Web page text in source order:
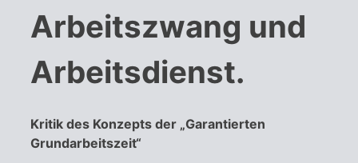
Arbeitszwang und
Arbeitsdienst.
Kritik des Konzepts der „Garantierten
Grundarbeitszeit“